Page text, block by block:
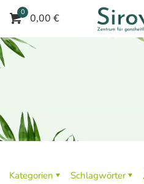
0 0,00 €
Kategorien Schlagwörter